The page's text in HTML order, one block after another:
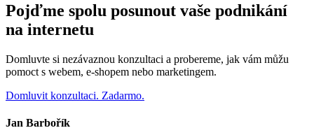
Pojďme spolu posunout vaše podnikání
na internetu
Domluvte si nezávaznou konzultaci a probereme, jak vám můžu
pomoct s webem, e-shopem nebo marketingem.
Domluvit konzultaci. Zadarmo.
Jan Barbořík